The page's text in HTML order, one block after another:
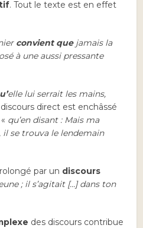
. Tout le texte est en effet
convient quejamais la
à une aussi pressante
elle lui serrait les mains,
direct est enchâssé
qu’en disant : Mais ma
se trouva le lendemain
par un discours
; il s’agitait […] dans ton
des discours contribue